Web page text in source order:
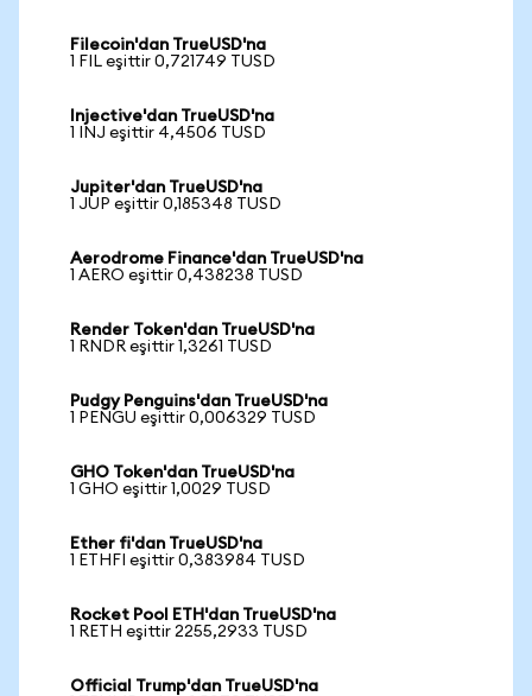
Filecoin'dan TrueUSD'na
1 FIL eşittir 0,721749 TUSD
Injective'dan TrueUSD'na
1 INJ eşittir 4,4506 TUSD
Jupiter'dan TrueUSD'na
1 JUP eşittir 0,185348 TUSD
Aerodrome Finance'dan TrueUSD'na
1 AERO eşittir 0,438238 TUSD
Render Token'dan TrueUSD'na
1 RNDR eşittir 1,3261 TUSD
Pudgy Penguins'dan TrueUSD'na
1 PENGU eşittir 0,006329 TUSD
GHO Token'dan TrueUSD'na
1 GHO eşittir 1,0029 TUSD
Ether fi'dan TrueUSD'na
1 ETHFI eşittir 0,383984 TUSD
Rocket Pool ETH'dan TrueUSD'na
1 RETH eşittir 2255,2933 TUSD
Official Trump'dan TrueUSD'na